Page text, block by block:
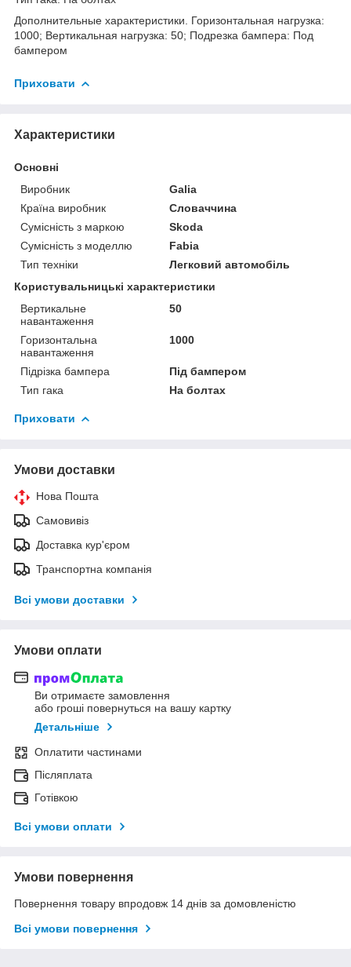
Дополнительные характеристики. Горизонтальная нагрузка:
1000; Вертикальная нагрузка: 50; Подрезка бампера: Под
бампером
Приховати
Характеристики
Основні
Виробник
Galia
Країна виробник
Словаччина
Сумісність з маркою
Skoda
Сумісність з моделлю
Fabia
Тип техніки
Легковий автомобіль
Користувальницькі характеристики
Вертикальне
навантаження
50
Горизонтальна
навантаження
1000
Підрізка бампера
Під бампером
Тип гака
На болтах
Приховати
Умови доставки
Нова Пошта
Самовивіз
Доставка кур'єром
Транспортна компанія
Всі умови доставки
Умови оплати
Ви отримаєте замовлення
або гроші повернуться на вашу картку
Детальніше
Оплатити частинами
Післяплата
Готівкою
Всі умови оплати
Умови повернення
Повернення товару впродовж 14 днів за домовленістю
Всі умови повернення